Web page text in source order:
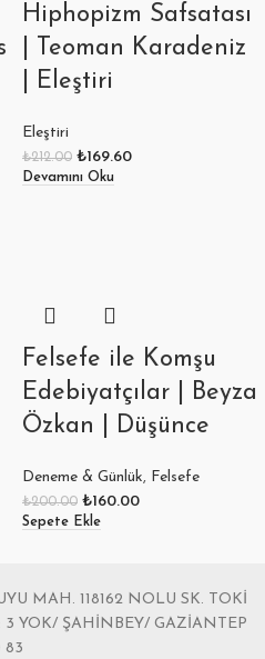
Hiphopizm Safsatası
| Teoman Karadeniz
| Eleştiri
Eleştiri
₺212.00 ₺169.60
Devamını Oku
Felsefe ile Komşu
Edebiyatçılar | Beyza
Özkan | Düşünce
Deneme & Günlük, Felsefe
₺200.00 ₺160.00
Sepete Ekle
MAH. 118162 NOLU SK. TOKİ
YOK/ ŞAHİNBEY/ GAZİANTEP
83